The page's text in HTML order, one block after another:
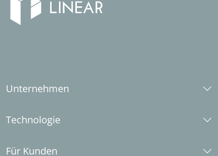
Unternehmen
Karriere
Technologie
Für Kunden